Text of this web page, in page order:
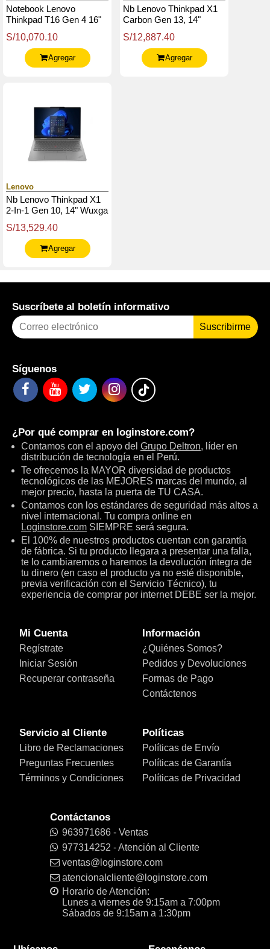
Notebook Lenovo
Thinkpad T16 Gen 4 16"
255U Hasta 5.2Ghz 32Gb
S/10,070.10
Agregar
Nb Lenovo Thinkpad X1
Carbon Gen 13, 14"
255U 5.2Ghz, 32Gb
Lpddr5X
S/12,887.40
Agregar
Lenovo
Nb Lenovo Thinkpad X1
2-In-1 Gen 10, 14" Wuxga
255U Hasta 5.2Ghz
S/13,529.40
Agregar
Suscríbete al boletín informativo
Suscribirme
Síguenos
¿Por qué comprar en loginstore.com?
Contamos con el apoyo del Grupo Deltron, líder en
distribución de tecnología en el Perú.
Te ofrecemos la MAYOR diversidad de productos
tecnológicos de las MEJORES marcas del mundo, al
mejor precio, hasta la puerta de TU CASA.
Contamos con los estándares de seguridad más altos a
nivel internacional. Tu compra online en
Loginstore.com SIEMPRE será segura.
El 100% de nuestros productos cuentan con garantía
de fábrica. Si tu producto llegara a presentar una falla,
te lo cambiaremos o haremos la devolución íntegra de
tu dinero (en caso el producto ya no esté disponible,
previa verificación con el Servicio Técnico), tu
experiencia de comprar por internet DEBE ser la mejor.
Mi Cuenta
Regístrate
Iniciar Sesión
Recuperar contraseña
Información
¿Quiénes Somos?
Pedidos y Devoluciones
Formas de Pago
Contáctenos
Servicio al Cliente
Libro de Reclamaciones
Preguntas Frecuentes
Términos y Condiciones
Políticas
Políticas de Envío
Políticas de Garantía
Políticas de Privacidad
Contáctanos
963971686 - Ventas
977314252 - Atención al Cliente
ventas@loginstore.com
atencionalcliente@loginstore.com
Horario de Atención:
Lunes a viernes de 9:15am a 7:00pm
Sábados de 9:15am a 1:30pm